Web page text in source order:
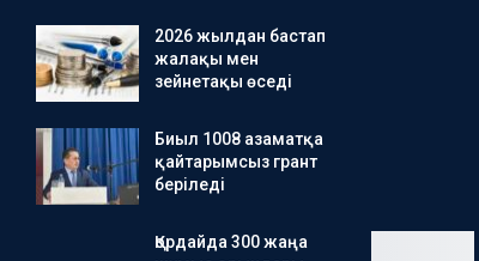
2026 жылдан бастап
жалақы мен
зейнетақы өседі
Биыл 1008 азаматқа
қайтарымсыз грант
беріледі
Қордайда 300 жаңа